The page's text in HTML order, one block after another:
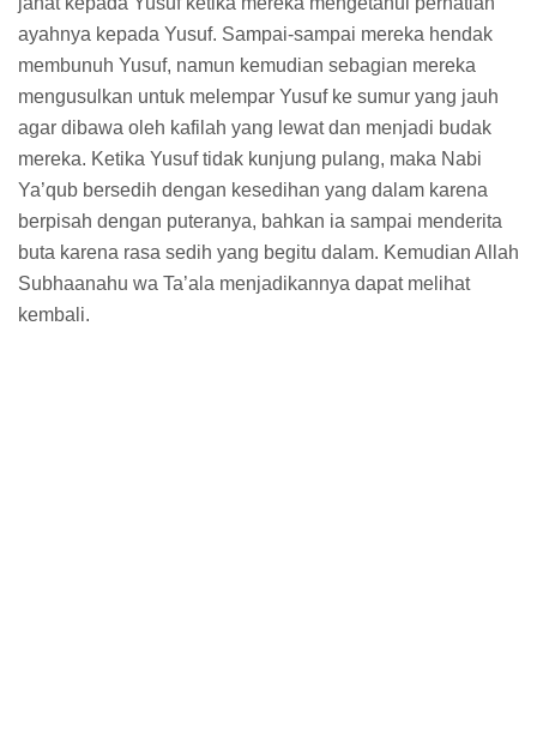
ayahnya kepada Yusuf. Sampai-sampai mereka hendak
membunuh Yusuf, namun kemudian sebagian mereka
mengusulkan untuk melempar Yusuf ke sumur yang jauh
agar dibawa oleh kafilah yang lewat dan menjadi budak
mereka. Ketika Yusuf tidak kunjung pulang, maka Nabi
Ya’qub bersedih dengan kesedihan yang dalam karena
berpisah dengan puteranya, bahkan ia sampai menderita
buta karena rasa sedih yang begitu dalam. Kemudian Allah
Subhaanahu wa Ta’ala menjadikannya dapat melihat
kembali.